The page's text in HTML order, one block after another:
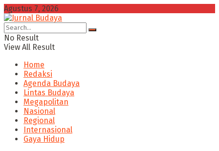
Agustus 7, 2026
No Result
View All Result
Home
Redaksi
Agenda Budaya
Lintas Budaya
Megapolitan
Nasional
Regional
Internasional
Gaya Hidup